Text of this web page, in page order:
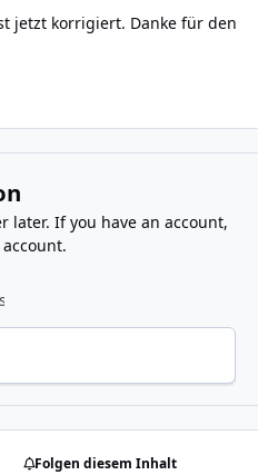
jetzt korrigiert. Danke für den
later. If you have an account,
Folgen diesem Inhalt